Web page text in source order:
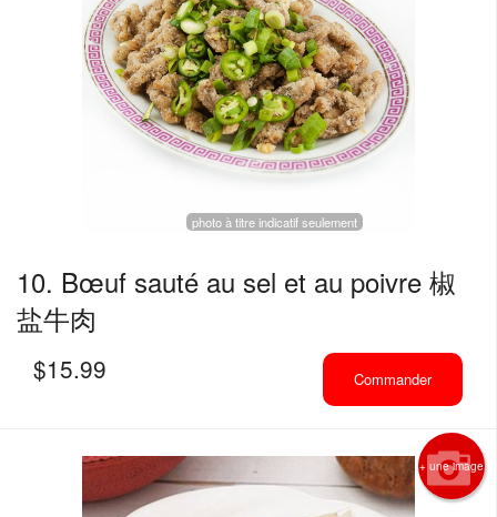
photo à titre indicatif seulement
10. Bœuf sauté au sel et au poivre 椒
盐牛肉
$15.99 Commander
+ une image